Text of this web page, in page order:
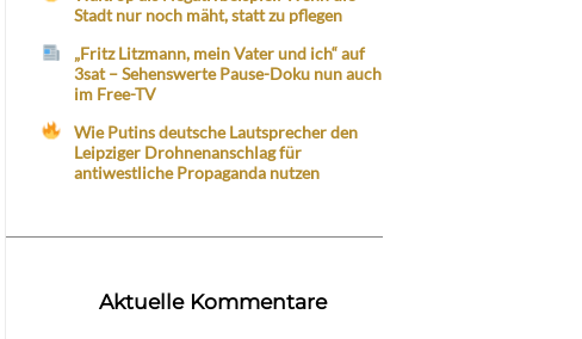
Stadt nur noch mäht, statt zu pflegen
„Fritz Litzmann, mein Vater und ich“ auf
3sat – Sehenswerte Pause-Doku nun auch
im Free-TV
Wie Putins deutsche Lautsprecher den
Leipziger Drohnenanschlag für
antiwestliche Propaganda nutzen
Aktuelle Kommentare